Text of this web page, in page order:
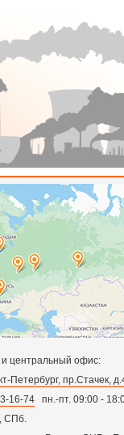
и центральный офис:
Петербург, пр.Стачек,
16-74 пн.-пт. 09:00 -
СПб.